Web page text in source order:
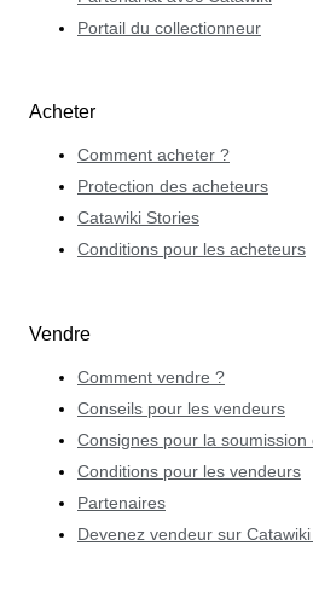
Portail du collectionneur
Acheter
Comment acheter ?
Protection des acheteurs
Catawiki Stories
Conditions pour les acheteurs
Vendre
Comment vendre ?
Conseils pour les vendeurs
Consignes pour la soumission
Conditions pour les vendeurs
Partenaires
Devenez vendeur sur